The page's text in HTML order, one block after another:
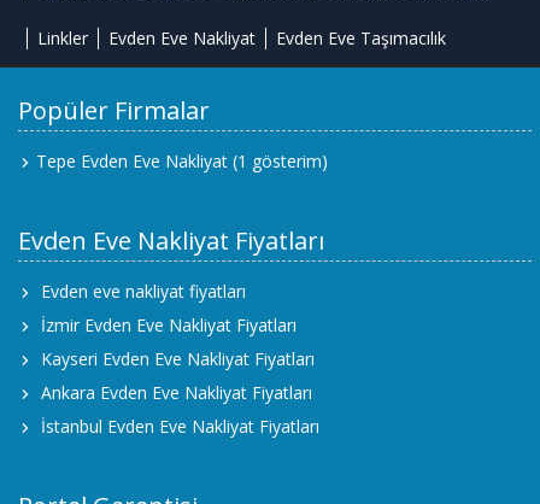
Linkler Evden Eve Nakliyat Evden Eve Taşımacılık
Popüler Firmalar
Tepe Evden Eve Nakliyat (1 gösterim)
Evden Eve Nakliyat Fiyatları
Evden eve nakliyat fiyatları
İzmir Evden Eve Nakliyat Fiyatları
Kayseri Evden Eve Nakliyat Fiyatları
Ankara Evden Eve Nakliyat Fiyatları
İstanbul Evden Eve Nakliyat Fiyatları